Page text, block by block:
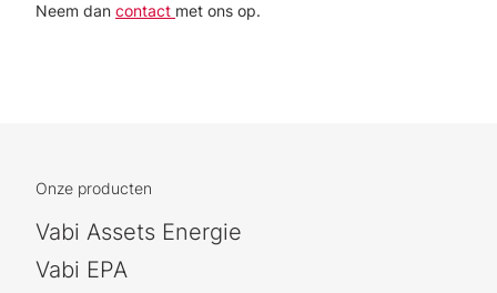
Neem dan contact met ons op.
Onze producten
Vabi Assets Energie
Vabi EPA